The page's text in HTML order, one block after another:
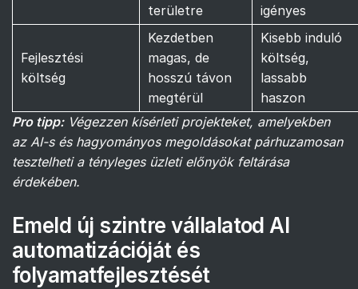
területre
igényes
Fejlesztési
költség
Kezdetben
magas, de
hosszú távon
megtérül
Kisebb induló
költség,
lassabb
haszon
Pro tipp: Végezzen kísérleti projekteket, amelyekben
az AI-s és hagyományos megoldásokat párhuzamosan
tesztelheti a tényleges üzleti előnyök feltárása
érdekében.
Emeld új szintre vállalatod AI
automatizációját és
folyamatfejlesztését